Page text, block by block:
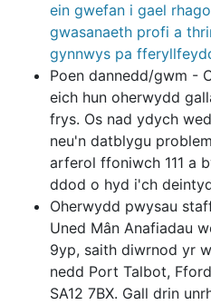
ein gwefan i gael
gwasanaeth profi a
gynnwys pa
Poen dannedd/gwm -
eich hun oherwydd
frys. Os nad ydych
neu'n datblygu
arferol ffoniwch 111 a
ddod o hyd i'ch
Oherwydd pwysau
Uned Mân Anafiadau
9yp, saith diwrnod yr
nedd Port Talbot,
SA12 7BX. Gall drin